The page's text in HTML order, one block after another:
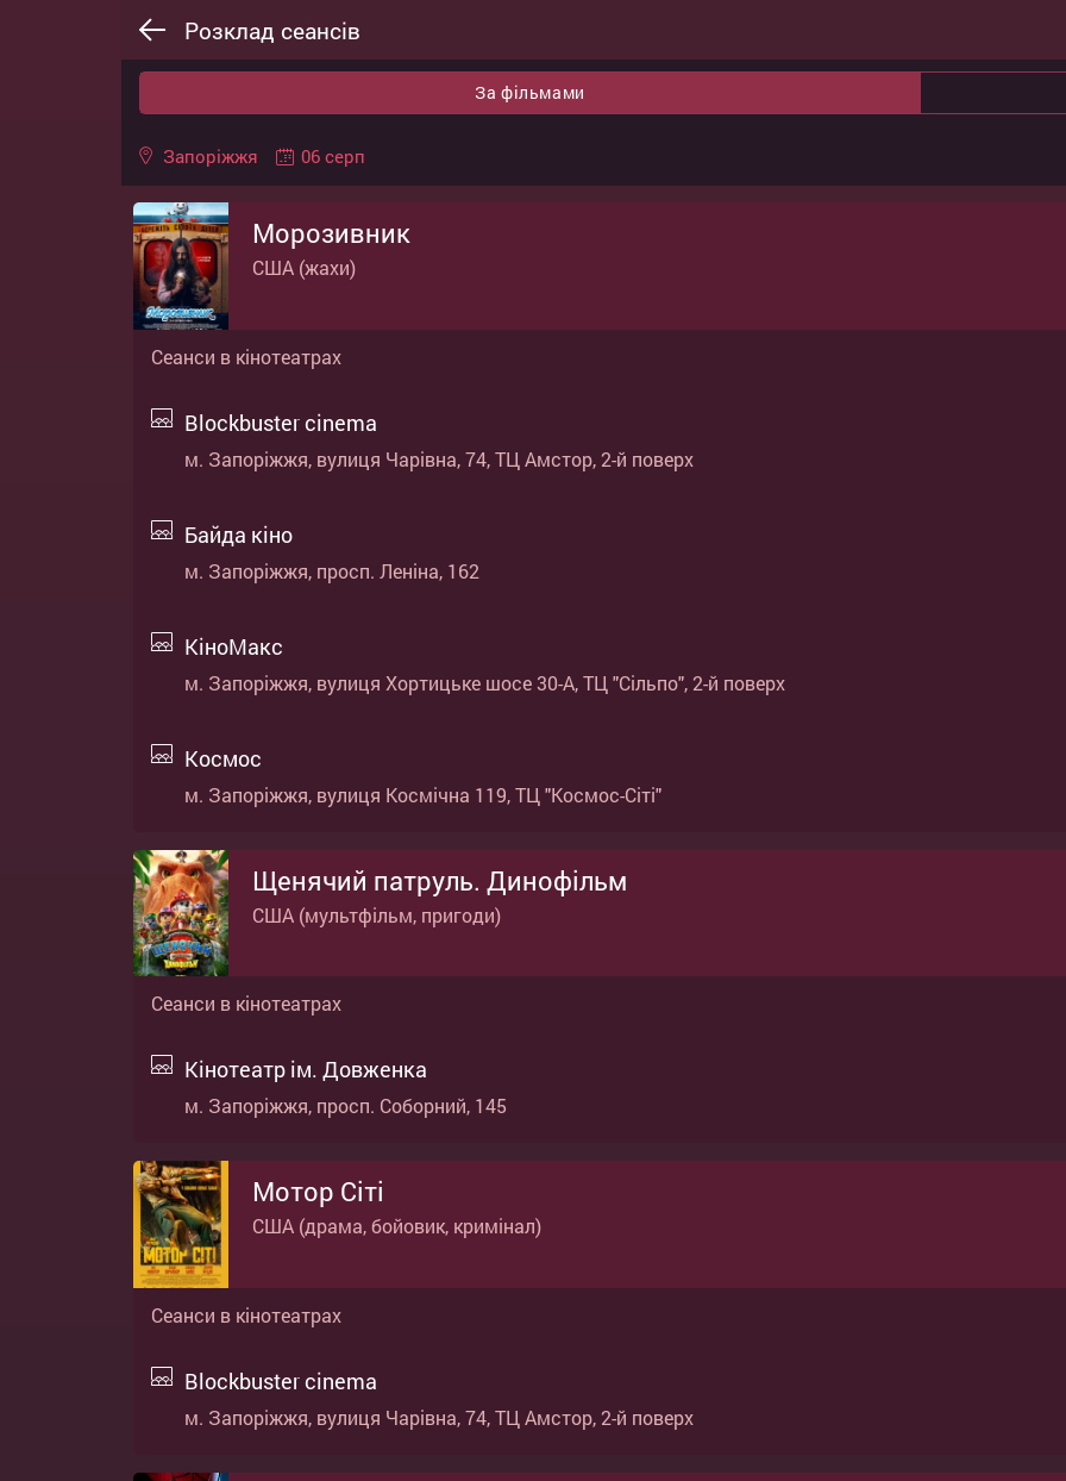
Розклад сеансів
За фільмами
Запоріжжя 06 серп
Морозивник
США (жахи)
Сеанси в кінотеатрах
Blockbuster cinema
м. Запоріжжя, вулиця Чарівна, 74, ТЦ Амстор, 2-й поверх
Байда кіно
м. Запоріжжя, просп. Леніна, 162
КіноМакс
м. Запоріжжя, вулиця Хортицьке шосе 30-А, ТЦ "Сільпо", 2-й поверх
Космос
м. Запоріжжя, вулиця Космічна 119, ТЦ "Космос-Сіті"
Щенячий патруль. Динофільм
США (мультфільм, пригоди)
Сеанси в кінотеатрах
Кінотеатр ім. Довженка
м. Запоріжжя, просп. Соборний, 145
Мотор Сіті
США (драма, бойовик, кримінал)
Сеанси в кінотеатрах
Blockbuster cinema
м. Запоріжжя, вулиця Чарівна, 74, ТЦ Амстор, 2-й поверх